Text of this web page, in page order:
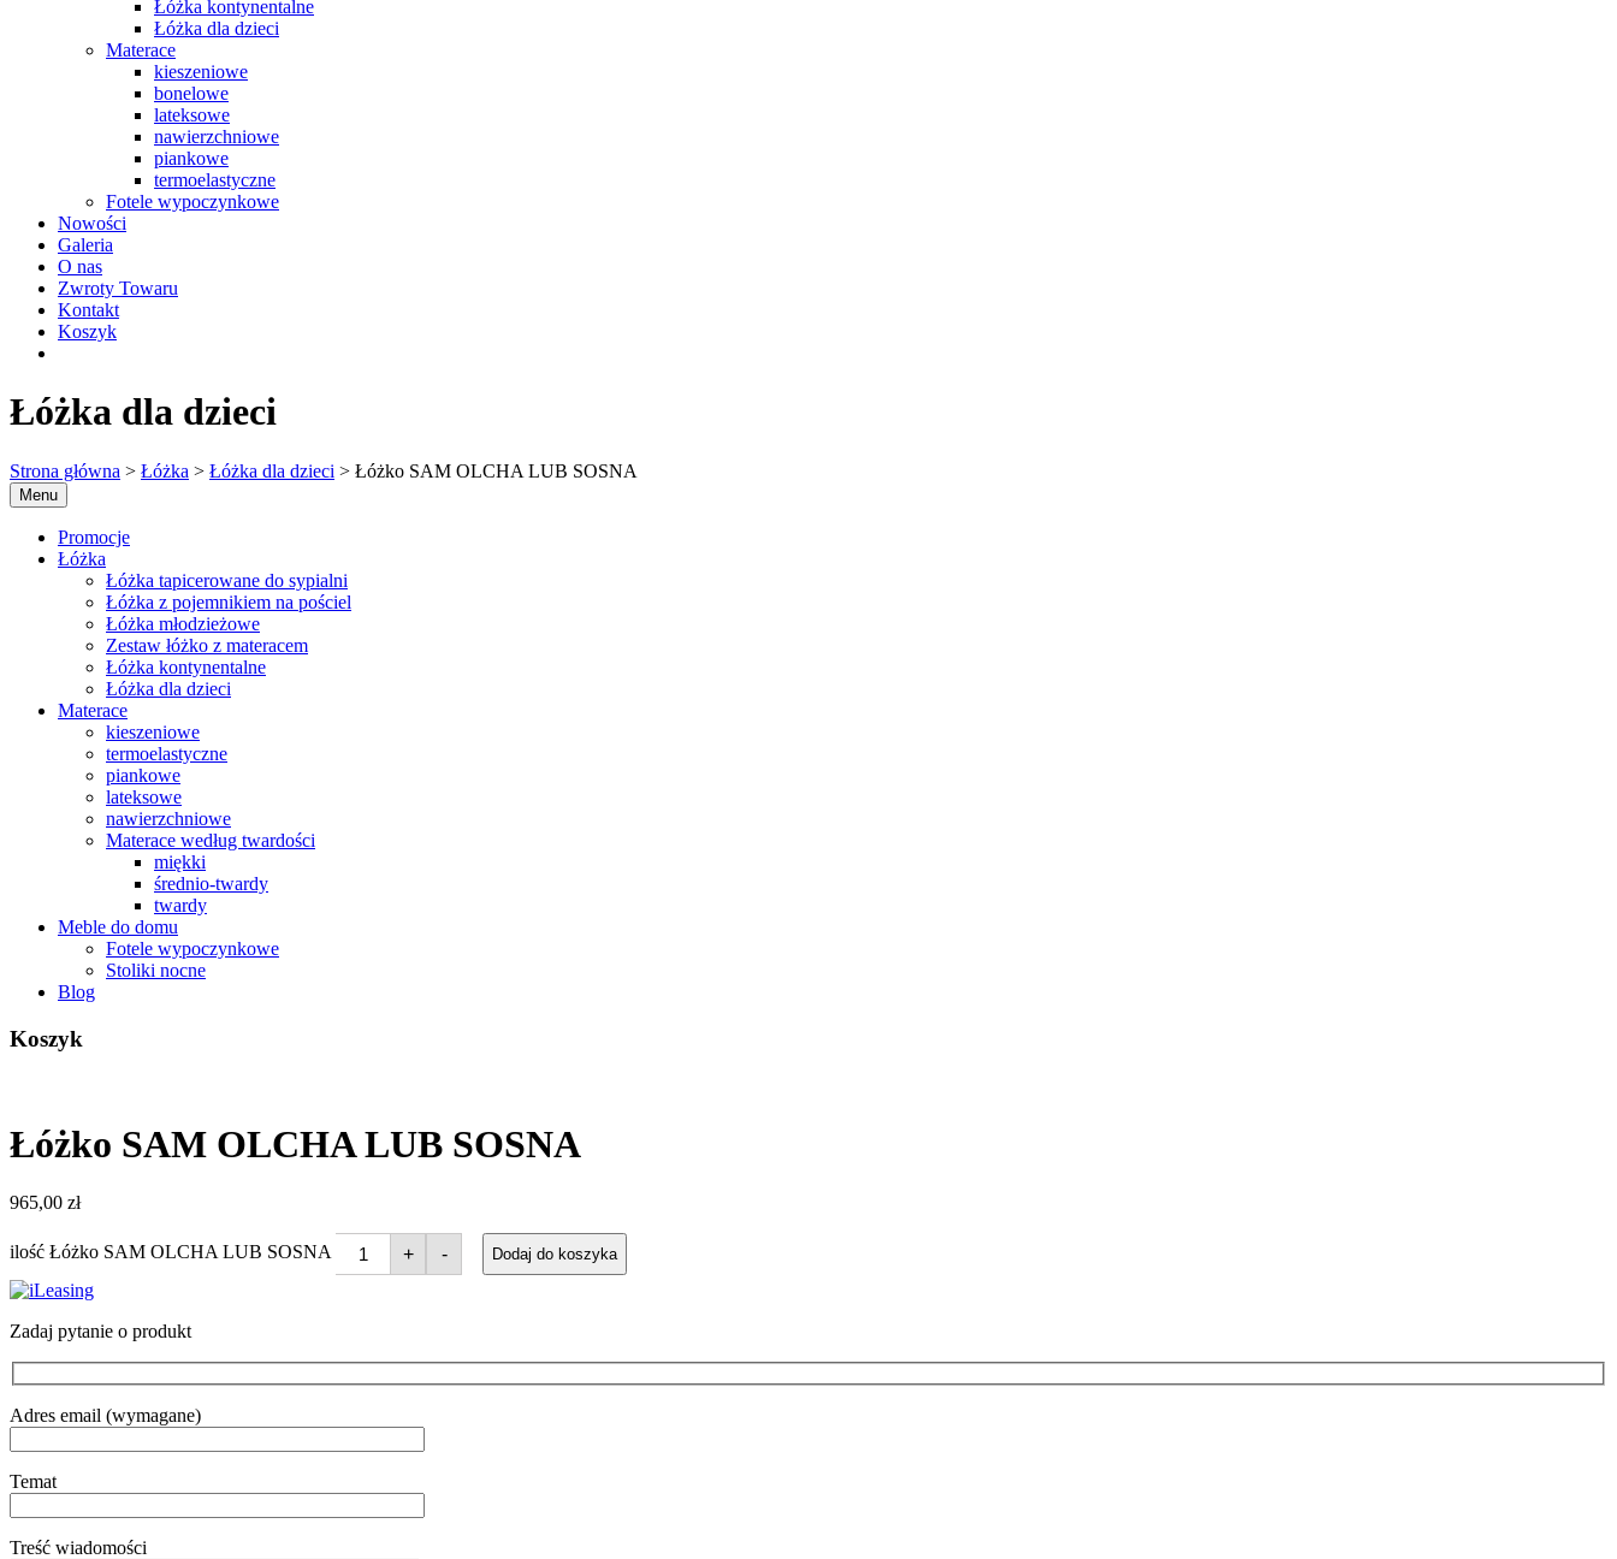
Łóżka kontynentalne
Łóżka dla dzieci
Materace
kieszeniowe
bonelowe
lateksowe
nawierzchniowe
piankowe
termoelastyczne
Fotele wypoczynkowe
Nowości
Galeria
O nas
Zwroty Towaru
Kontakt
Koszyk
Łóżka dla dzieci
Strona główna > Łóżka > Łóżka dla dzieci > Łóżko SAM OLCHA LUB SOSNA
Menu
Promocje
Łóżka
Łóżka tapicerowane do sypialni
Łóżka z pojemnikiem na pościel
Łóżka młodzieżowe
Zestaw łóżko z materacem
Łóżka kontynentalne
Łóżka dla dzieci
Materace
kieszeniowe
termoelastyczne
piankowe
lateksowe
nawierzchniowe
Materace według twardości
miękki
średnio-twardy
twardy
Meble do domu
Fotele wypoczynkowe
Stoliki nocne
Blog
Koszyk
Łóżko SAM OLCHA LUB SOSNA
965,00 zł
ilość Łóżko SAM OLCHA LUB SOSNA + - Dodaj do koszyka
Zadaj pytanie o produkt
Adres email (wymagane)
Temat
Treść wiadomości